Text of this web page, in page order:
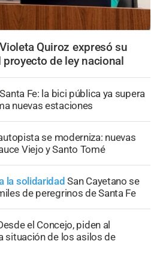
Violeta Quiroz expresó su
de ley nacional
Santa Fe: la bici pública ya supera
nuevas estaciones
se moderniza: nuevas
Viejo y Santo Tomé
la solidaridad San Cayetano se
de peregrinos de Santa Fe
el Concejo, piden al
situación de los asilos de